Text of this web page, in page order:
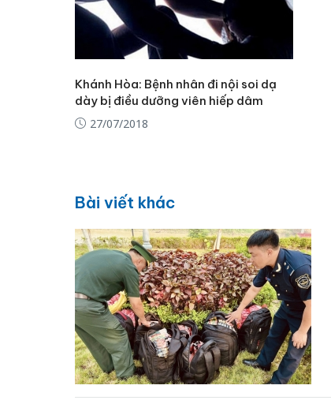
Khánh Hòa: Bệnh nhân đi nội soi dạ
dày bị điều dưỡng viên hiếp dâm
27/07/2018
Bài viết khác